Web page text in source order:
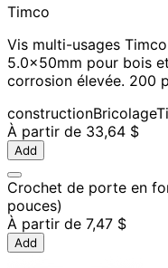
Timco
Vis multi-usages
5.0x50mm pour bois
corrosion élevée. 200
constructionBricolage
À partir de 33,64 $
Add
Crochet de porte en
pouces)
À partir de 7,47 $
Add